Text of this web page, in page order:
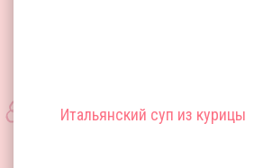
Итальянский суп из курицы